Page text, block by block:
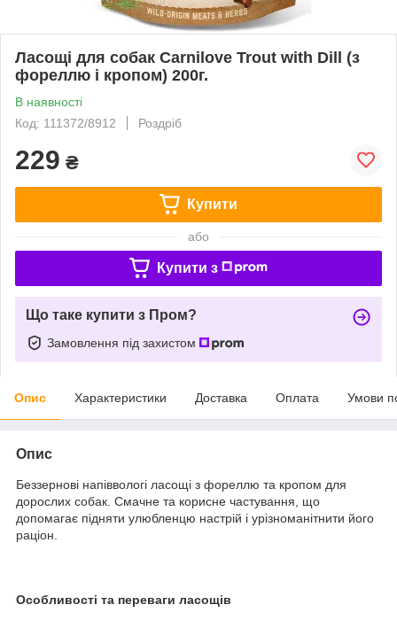
Ласощі для собак Carnilove Trout with Dill (з
фореллю і кропом) 200г.
В наявності
Код: 111372/8912
Роздріб
229 ₴
Купити
або
Купити з
Що таке купити з Пром?
Замовлення під захистом
Опис Характеристики Доставка Оплата Умови
Опис
Беззернові напіввологі ласощі з фореллю та кропом для
дорослих собак. Смачне та корисне частування, що
допомагає підняти улюбленцю настрій і урізноманітнити його
раціон.
Особливості та переваги ласощів